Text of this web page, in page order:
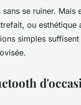
sans se ruiner. Mais
ou esthétique
simples